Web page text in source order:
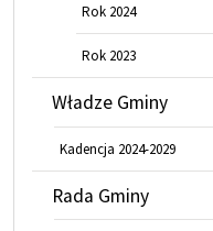
Rok 2024
Rok 2023
Władze Gminy
Kadencja 2024-2029
Rada Gminy